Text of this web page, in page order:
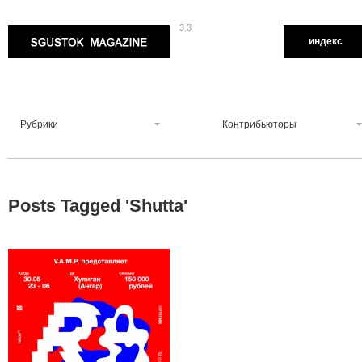
3.3
индекс
Рубрики Контрибьюторы
Posts Tagged 'Shutta'